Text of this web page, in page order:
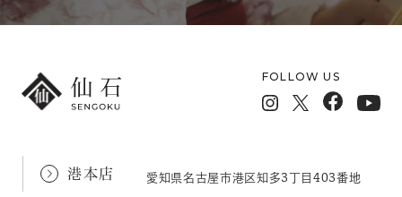
FOLLOW US
港本店 愛知県名古屋市港区知多3丁目403番地